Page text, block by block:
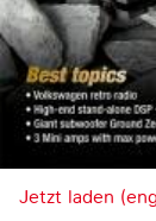
Jetzt laden